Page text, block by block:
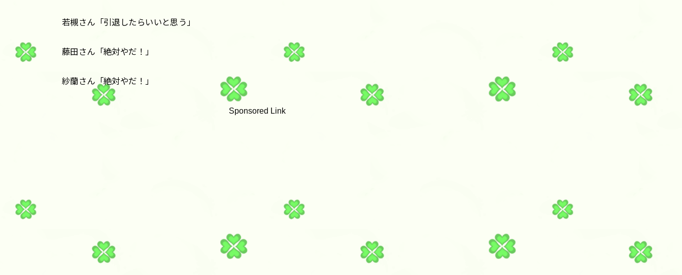
若槻さん「引退したらいいと思う」
藤田さん「絶対やだ！」
紗蘭さん「絶対やだ！」
Sponsored Link